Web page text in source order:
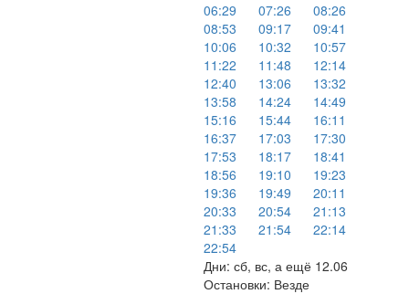
06:29
07:26
08:26
08:53
09:17
09:41
10:06
10:32
10:57
11:22
11:48
12:14
12:40
13:06
13:32
13:58
14:24
14:49
15:16
15:44
16:11
16:37
17:03
17:30
17:53
18:17
18:41
18:56
19:10
19:23
19:36
19:49
20:11
20:33
20:54
21:13
21:33
21:54
22:14
22:54
Дни: сб, вс, а ещё 12.06
Остановки: Везде